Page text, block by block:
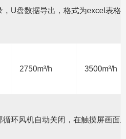
，U盘数据导出，格式为excel表格
2750m³/h 3500m³/h
循环风机自动关闭，在触摸屏画面